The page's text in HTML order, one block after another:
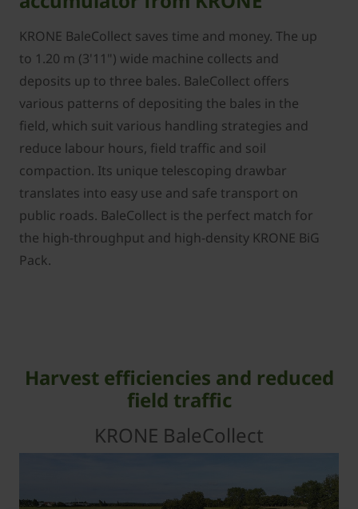
KRONE BaleCollect saves time and money. The up
to 1.20 m (3'11") wide machine collects and
deposits up to three bales. BaleCollect offers
various patterns of depositing the bales in the
field, which suit various handling strategies and
reduce labour hours, field traffic and soil
compaction. Its unique telescoping drawbar
translates into easy use and safe transport on
public roads. BaleCollect is the perfect match for
the high-throughput and high-density KRONE BiG
Pack.
Harvest efficiencies and reduced
field traffic
KRONE BaleCollect